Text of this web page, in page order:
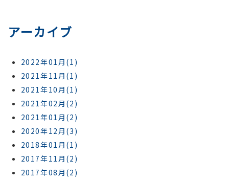
アーカイブ
2022年01月(1)
2021年11月(1)
2021年10月(1)
2021年02月(2)
2021年01月(2)
2020年12月(3)
2018年01月(1)
2017年11月(2)
2017年08月(2)